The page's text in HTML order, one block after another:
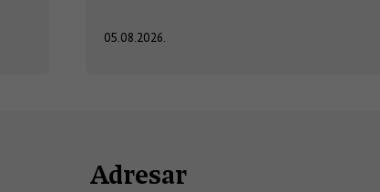
05.08.2026.
Adresar